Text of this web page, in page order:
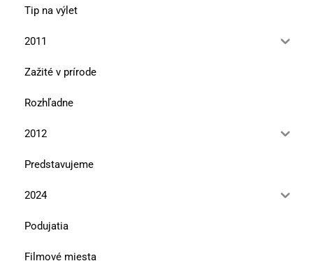
Tip na výlet
2011
Zažité v prírode
Rozhľadne
2012
Predstavujeme
2024
Podujatia
Filmové miesta